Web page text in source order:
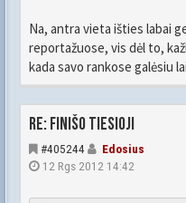
Na, antra vieta išties labai
reportažuose, vis dėl to,
kada savo rankose galėsiu
Re: FINIŠO TIESIOJI
#405244
Edosius
12 Rgs 2012 14:42